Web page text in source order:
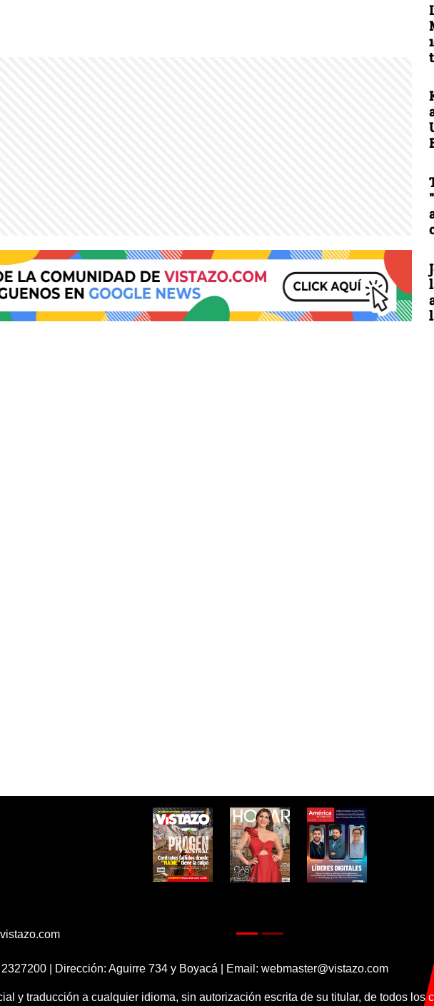
| Dirección: Aguirre 734 y Boyacá | Email: webmaster@vistazo.com
y traducción a cualquier idioma, sin autorización escrita de su titular, de todos los